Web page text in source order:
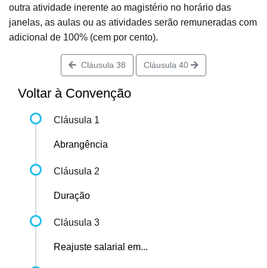
outra atividade inerente ao magistério no horário das
janelas, as aulas ou as atividades serão remuneradas com
adicional de 100% (cem por cento).
Cláusula 38 Cláusula 40
Voltar à Convenção
Cláusula 1
Abrangência
Cláusula 2
Duração
Cláusula 3
Reajuste salarial em...